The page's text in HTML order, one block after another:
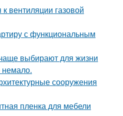
вентиляции газовой
с функциональным
выбирают для жизни
немало.
сооружения
пленка для мебели